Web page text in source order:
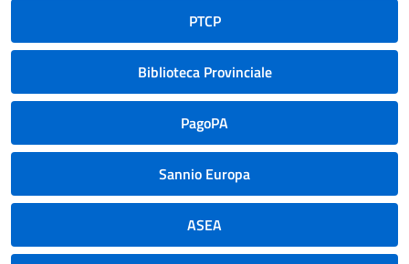
PTCP
Biblioteca Provinciale
PagoPA
Sannio Europa
ASEA